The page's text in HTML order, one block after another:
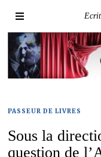
PASSEUR DE LIVRES
Sous la
question de